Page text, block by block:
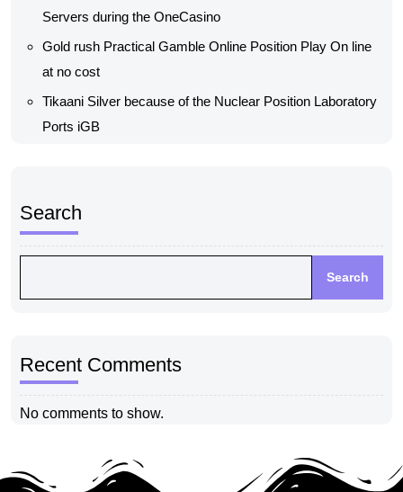
Servers during the OneCasino
Gold rush Practical Gamble Online Position Play On line
at no cost
Tikaani Silver because of the Nuclear Position Laboratory
Ports iGB
Search
Search
Recent Comments
No comments to show.